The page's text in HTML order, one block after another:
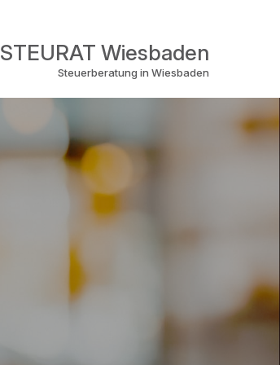
STEURAT Wiesbaden
Steuerberatung in Wiesbaden